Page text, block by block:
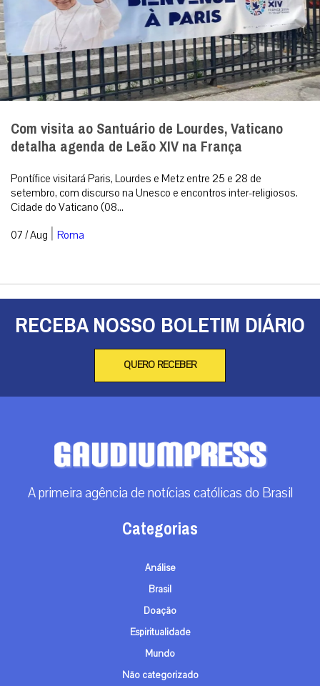
Com visita ao Santuário de Lourdes, Vaticano
detalha agenda de Leão XIV na França
Pontífice visitará Paris, Lourdes e Metz entre 25 e 28 de
setembro, com discurso na Unesco e encontros inter-religiosos.
Cidade do Vaticano (08...
07 / Aug | Roma
RECEBA NOSSO BOLETIM DIÁRIO
QUERO RECEBER
A primeira agência de notícias católicas do Brasil
Categorias
Análise
Brasil
Doação
Espiritualidade
Mundo
Não categorizado